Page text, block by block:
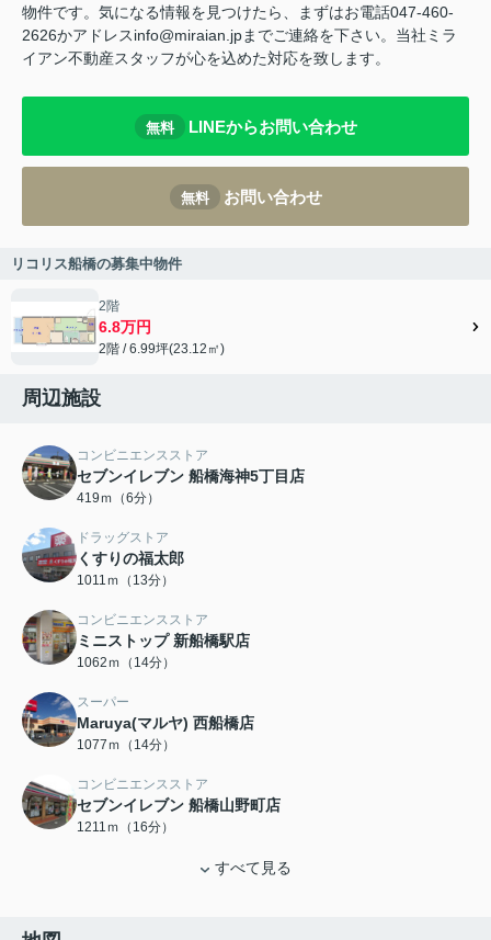
物件です。気になる情報を見つけたら、まずはお電話047-460-
2626かアドレスinfo@miraian.jpまでご連絡を下さい。当社ミラ
イアン不動産スタッフが心を込めた対応を致します。
無料 LINEからお問い合わせ
無料 お問い合わせ
リコリス船橋の募集中物件
2階
6.8万円
2階 / 6.99坪(23.12㎡)
周辺施設
コンビニエンスストア
セブンイレブン 船橋海神5丁目店
419ｍ（6分）
ドラッグストア
くすりの福太郎
1011ｍ（13分）
コンビニエンスストア
ミニストップ 新船橋駅店
1062ｍ（14分）
スーパー
Maruya(マルヤ) 西船橋店
1077ｍ（14分）
コンビニエンスストア
セブンイレブン 船橋山野町店
1211ｍ（16分）
すべて見る